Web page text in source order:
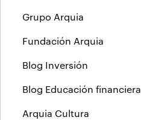
Grupo Arquia
Fundación Arquia
Blog Inversión
Blog Educación financiera
Arquia Cultura